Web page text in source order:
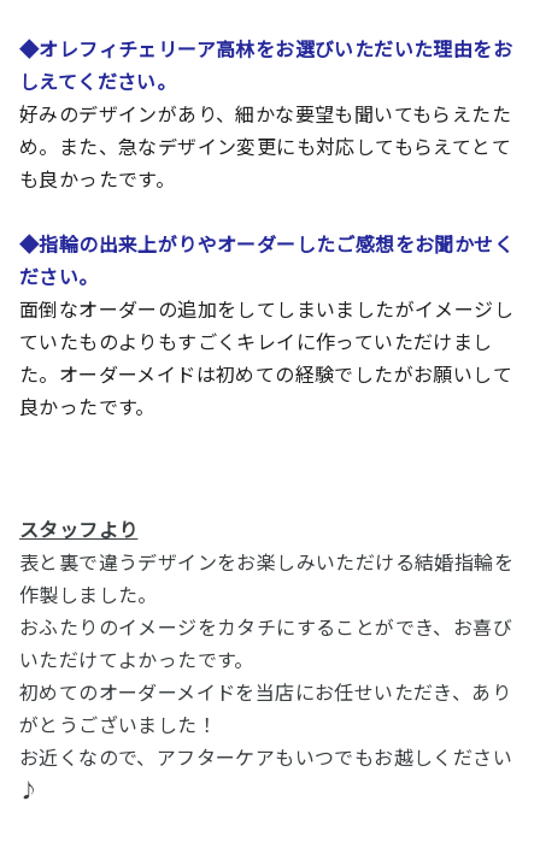
◆オレフィチェリーア高林をお選びいただいた理由をお
しえてください。
好みのデザインがあり、細かな要望も聞いてもらえたた
め。また、急なデザイン変更にも対応してもらえてとて
も良かったです。
◆指輪の出来上がりやオーダーしたご感想をお聞かせく
ださい。
面倒なオーダーの追加をしてしまいましたがイメージし
ていたものよりもすごくキレイに作っていただけまし
た。オーダーメイドは初めての経験でしたがお願いして
良かったです。
スタッフより
表と裏で違うデザインをお楽しみいただける結婚指輪を
作製しました。
おふたりのイメージをカタチにすることができ、お喜び
いただけてよかったです。
初めてのオーダーメイドを当店にお任せいただき、あり
がとうございました！
お近くなので、アフターケアもいつでもお越しください
♪